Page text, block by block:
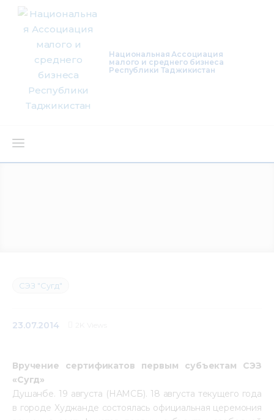
Национальная Ассоциация
малого и среднего бизнеса
Республики Таджикистан
О нас
Медиацентр
Инфоресурсы
СЭЗ "Сугд"
23.07.2014
Вручение сертификатов первым субъектам СЭЗ
«Сугд»
Душанбе. 19 августа (НАМСБ). 18 августа текущего года
в городе Худжанде состоялась официальная церемония